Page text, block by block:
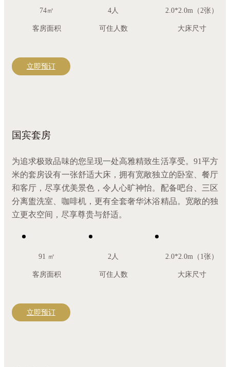
74㎡
客房面积
4人
可住人数
2.0*2.0m（2张）
大床尺寸
立即预订
国宾套房
为追求极致品味的您呈现一处高雅精致生活享受。91平方
米的套房设有一张舒适大床，拥有宽敞独立的卧室、餐厅
和客厅，尽享优美景色，令人心旷神怡。配备吧台、三区
分离盥洗室、咖啡机，更有全套奢华沐浴精品。宽敞的独
立更衣空间，尽享尊贵与舒适。
91 ㎡
客房面积
2人
可住人数
2.0*2.0m（1张）
大床尺寸
立即预订